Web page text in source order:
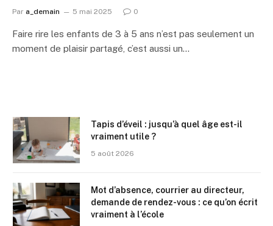
Par a_demain 5 mai 2025 0
Faire rire les enfants de 3 à 5 ans n’est pas seulement un
moment de plaisir partagé, c’est aussi un…
Tapis d’éveil : jusqu’à quel âge est-il
vraiment utile ?
5 août 2026
Mot d’absence, courrier au directeur,
demande de rendez-vous : ce qu’on écrit
vraiment à l’école